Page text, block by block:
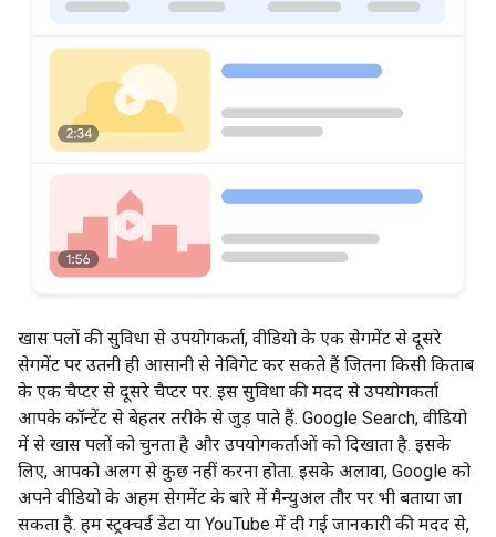
खास पलों की सुविधा से उपयोगकर्ता, वीडियो के एक सेगमेंट से दूसरे
सेगमेंट पर उतनी ही आसानी से नेविगेट कर सकते हैं जितना किसी किताब
के एक चैप्टर से दूसरे चैप्टर पर. इस सुविधा की मदद से उपयोगकर्ता
आपके कॉन्टेंट से बेहतर तरीके से जुड़ पाते हैं. Google Search, वीडियो
में से खास पलों को चुनता है और उपयोगकर्ताओं को दिखाता है. इसके
लिए, आपको अलग से कुछ नहीं करना होता. इसके अलावा, Google को
अपने वीडियो के अहम सेगमेंट के बारे में मैन्युअल तौर पर भी बताया जा
सकता है. हम स्ट्रक्चर्ड डेटा या YouTube में दी गई जानकारी की मदद से,